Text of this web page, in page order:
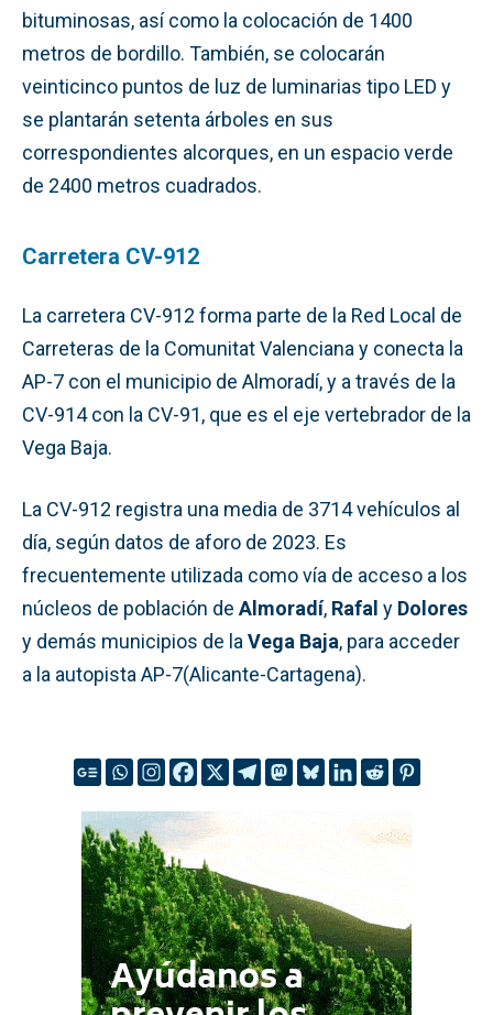
bituminosas, así como la colocación de 1400
metros de bordillo. También, se colocarán
veinticinco puntos de luz de luminarias tipo LED y
se plantarán setenta árboles en sus
correspondientes alcorques, en un espacio verde
de 2400 metros cuadrados.
Carretera CV-912
La carretera CV-912 forma parte de la Red Local de
Carreteras de la Comunitat Valenciana y conecta la
AP-7 con el municipio de Almoradí, y a través de la
CV-914 con la CV-91, que es el eje vertebrador de la
Vega Baja.
La CV-912 registra una media de 3714 vehículos al
día, según datos de aforo de 2023. Es
frecuentemente utilizada como vía de acceso a los
núcleos de población de Almoradí, Rafal y Dolores
y demás municipios de la Vega Baja, para acceder
a la autopista AP-7(Alicante-Cartagena).